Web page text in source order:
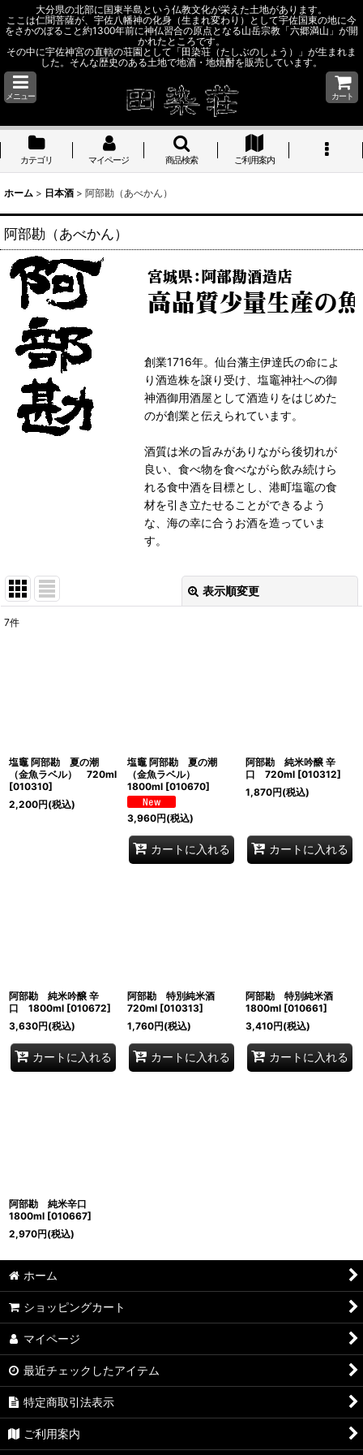
大分県の北部に国東半島という仏教文化が栄えた土地があります。
ここは仁聞菩薩が、宇佐八幡神の化身（生まれ変わり）として宇佐国東の地に今
をさかのぼること約1300年前に神仏習合の原点となる山岳宗教「六郷満山」が開
かれたところです。
その中に宇佐神宮の直轄の荘園として「田染荘（たしぶのしょう）」が生まれま
した。そんな歴史のある土地で地酒・地焼酎を販売しています。
メニュー カート
カテゴリ マイページ 商品検索 ご利用案内
ホーム > 日本酒 > 阿部勘（あべかん）
阿部勘（あべかん）
創業1716年。仙台藩主伊達氏の命によ
り酒造株を譲り受け、塩竈神社への御
神酒御用酒屋として酒造りをはじめた
のが創業と伝えられています。
酒質は米の旨みがありながら後切れが
良い、食べ物を食べながら飲み続けら
れる食中酒を目標とし、港町塩竈の食
材を引き立たせることができるよう
な、海の幸に合うお酒を造っていま
す。
表示順変更
7件
塩竈 阿部勘 夏の潮
（金魚ラベル） 720ml
[010310]
2,200円(税込)
塩竈 阿部勘 夏の潮
（金魚ラベル）
1800ml [010670]
3,960円(税込)
カートに入れる
阿部勘 純米吟醸 辛
口 720ml [010312]
1,870円(税込)
カートに入れる
阿部勘 純米吟醸 辛
口 1800ml [010672]
3,630円(税込)
カートに入れる
阿部勘 特別純米酒
720ml [010313]
1,760円(税込)
カートに入れる
阿部勘 特別純米酒
1800ml [010661]
3,410円(税込)
カートに入れる
阿部勘 純米辛口
1800ml [010667]
2,970円(税込)
ホーム
ショッピングカート
マイページ
最近チェックしたアイテム
特定商取引法表示
ご利用案内